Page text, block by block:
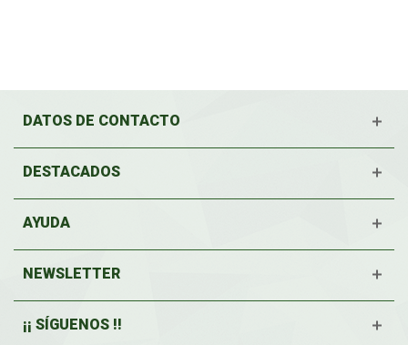
DATOS DE CONTACTO
DESTACADOS
AYUDA
NEWSLETTER
¡¡ SÍGUENOS !!